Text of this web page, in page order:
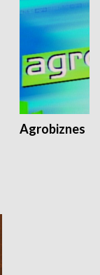
Agrobiznes